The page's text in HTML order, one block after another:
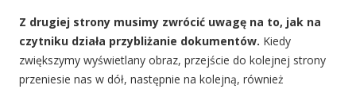
Z drugiej strony musimy zwrócić uwagę na to, jak na
czytniku działa przybliżanie dokumentów. Kiedy
zwiększymy wyświetlany obraz, przejście do kolejnej strony
przeniesie nas w dół, następnie na kolejną, również